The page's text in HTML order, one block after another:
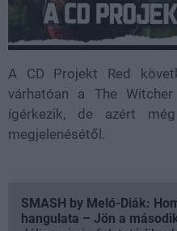
A CD Projekt Red
várhatóan a The
ígérkezik, de azért
megjelenésétől.
SMASH by Meló-Diák:
hangulata – Jön a